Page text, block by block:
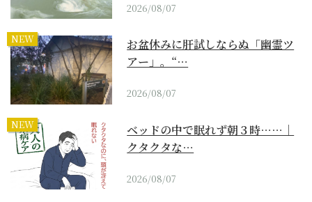
2026/08/07
NEW
お盆休みに肝試しならぬ「幽霊ツ
アー」。“…
2026/08/07
NEW
ベッドの中で眠れず朝３時……｜
クタクタな…
2026/08/07